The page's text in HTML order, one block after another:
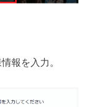
報を入力。